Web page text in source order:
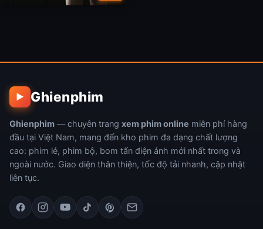
▶ Ghienphim
Ghienphim — chuyên trang xem phim online miễn phí hàng
đầu tại Việt Nam, mang đến kho phim đa dạng chất lượng
cao: phim lẻ, phim bộ, bom tấn điện ảnh mới nhất trong và
ngoài nước. Giao diện thân thiện, tốc độ tải nhanh, cập nhật
liên tục.